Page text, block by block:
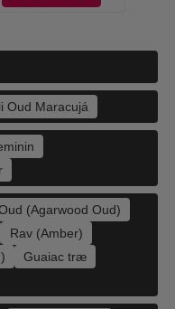
(Agarwood Oud)
Rav (Amber)
Guaiac træ
Oud Maracujá